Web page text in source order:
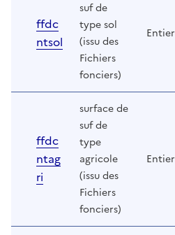
ffdc
ntsol
suf de
type sol
(issu des
Fichiers
fonciers)
Entier
ffdc
ntag
ri
surface de
suf de
type
agricole
(issu des
Fichiers
fonciers)
Entier